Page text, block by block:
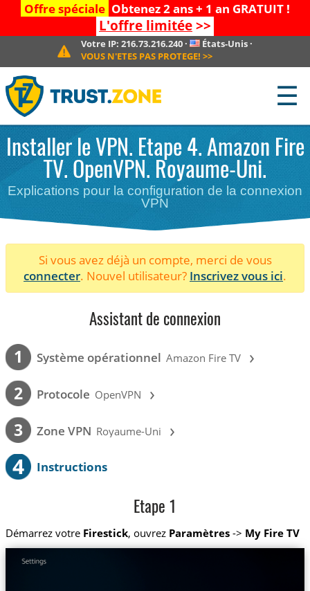
Offre spéciale Obtenez 2 ans + 1 an GRATUIT !
L'offre limitée>>
Votre IP: 216.73.216.240· États-Unis ·
VOUS N'ETES PAS PROTEGE! >>
☰
Installer le VPN. Etape 4. Amazon Fire
TV. OpenVPN. Royaume-Uni.
Explications pour la configuration de la connexion
VPN
Si vous avez déjà un compte, merci de vous
connecter. Nouvel utilisateur? Inscrivez vous ici.
Assistant de connexion
1 Système opérationnel Amazon Fire TV ›
2 Protocole OpenVPN ›
3 Zone VPN Royaume-Uni ›
4 Instructions
Etape 1
Démarrez votre Firestick, ouvrez Paramètres-> My Fire TV